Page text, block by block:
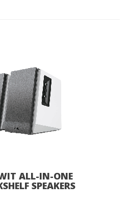
ALL-IN-ONE
SPEAKERS